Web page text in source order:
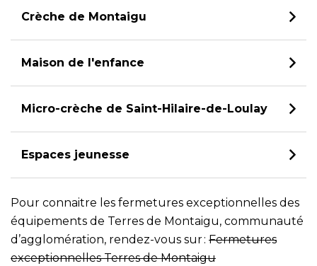
Crèche de Montaigu
Maison de l'enfance
Micro-crèche de Saint-Hilaire-de-Loulay
Espaces jeunesse
Pour connaitre les fermetures exceptionnelles des
équipements de Terres de Montaigu, communauté
d’agglomération, rendez-vous sur: Fermetures
exceptionnelles Terres de Montaigu